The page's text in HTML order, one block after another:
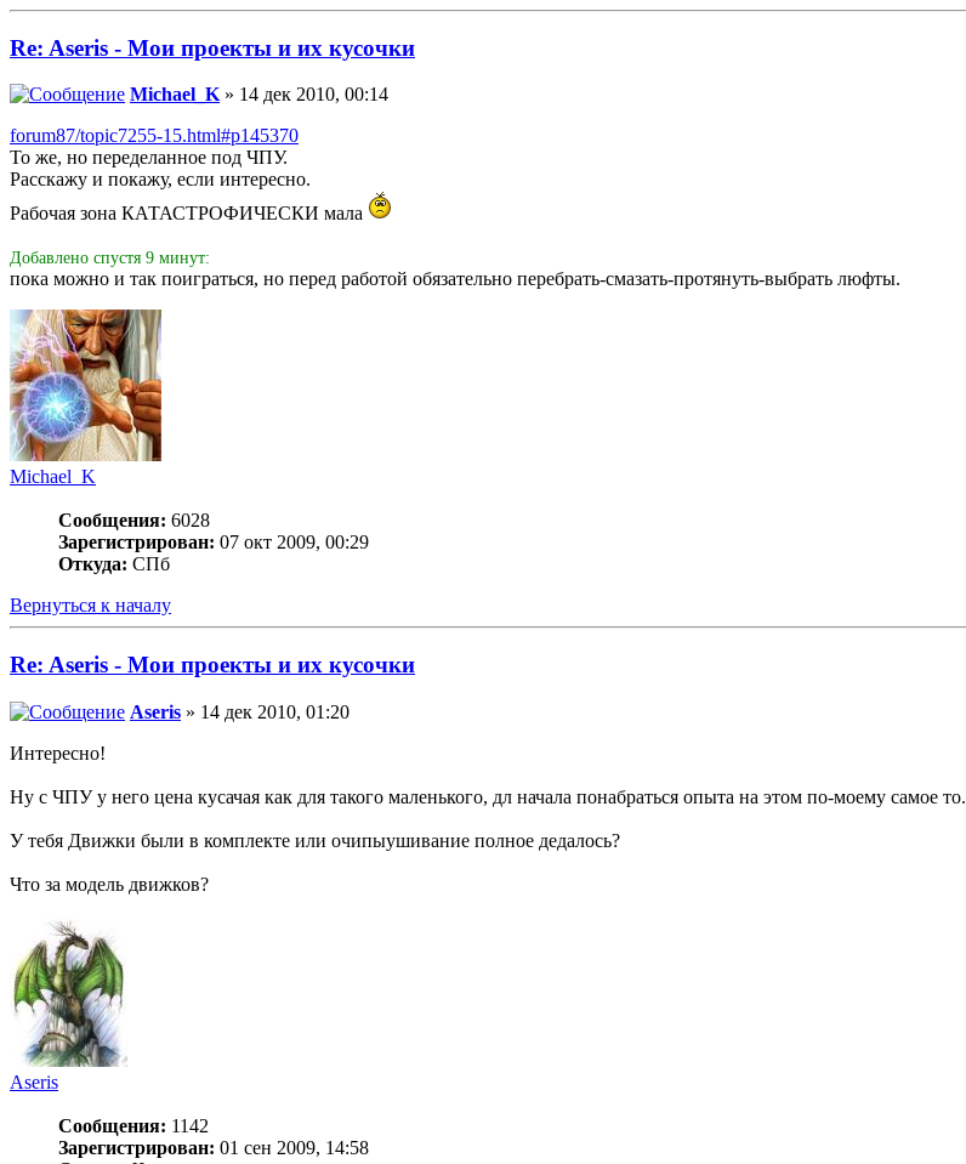
Re: Aseris - Мои проекты и их кусочки
Michael_K » 14 дек 2010, 00:14
forum87/topic7255-15.html#p145370
То же, но переделанное под ЧПУ.
Расскажу и покажу, если интересно.
Рабочая зона КАТАСТРОФИЧЕСКИ мала
Добавлено спустя 9 минут:
пока можно и так поиграться, но перед работой обязательно перебрать-смазать-протянуть-выбрать люфты.
Michael_K
Сообщения: 6028
Зарегистрирован: 07 окт 2009, 00:29
Откуда: СПб
Вернуться к началу
Re: Aseris - Мои проекты и их кусочки
Aseris » 14 дек 2010, 01:20
Интересно!
Ну с ЧПУ у него цена кусачая как для такого маленького, дл начала понабраться опыта на этом по-моему самое то.
У тебя Движки были в комплекте или очипыушивание полное дедалось?
Что за модель движков?
Aseris
Сообщения: 1142
Зарегистрирован: 01 сен 2009, 14:58